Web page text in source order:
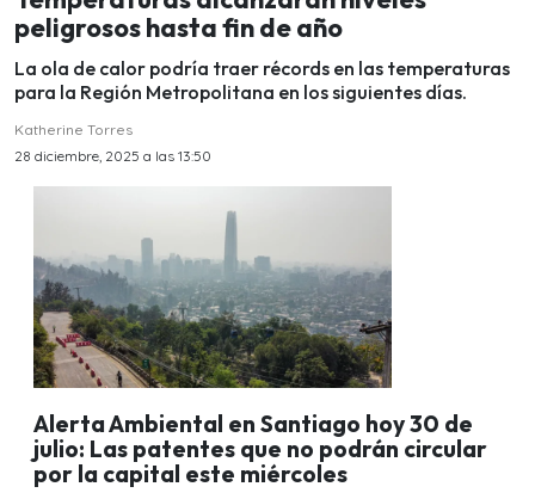
peligrosos hasta fin de año
La ola de calor podría traer récords en las temperaturas
para la Región Metropolitana en los siguientes días.
Katherine Torres
28 diciembre, 2025 a las 13:50
Alerta Ambiental en Santiago hoy 30 de
julio: Las patentes que no podrán circular
por la capital este miércoles